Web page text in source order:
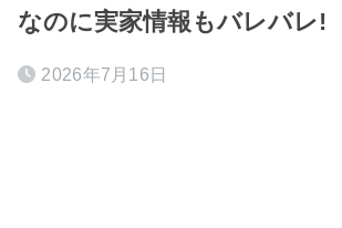
なのに実家情報もバレバレ!
2026年7月16日